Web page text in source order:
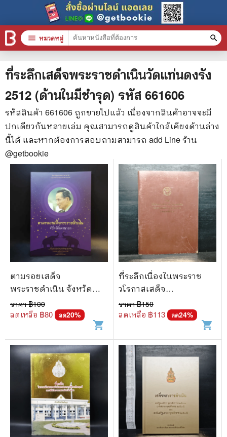
ที่ระลึกเสด็จพระราชดำเนินวัดแท่นดงรัง
2512 (ด้านในมีชำรุด) รหัส 661606
รหัสสินค้า 661606 ถูกขายไปแล้ว เนื่องจากสินค้าอาจจะมี
ปกเดียวกันหลายเล่ม คุณสามารถดูสินค้าใกล้เคียงด้านล่าง
นี้ได้ และหากต้องการสอบถามสามารถ add Line ร้าน
@getbookie
ตามรอยเสด็จ
พระราชดำเนิน จังหวัด
นครนายก
ราคา ฿100
ลดเหลือ ฿80 ลด20%
shopping_cart
ที่ระลึกเนื่องในพระราช
วโรกาสเสด็จ
พระราชดำเนิน ทรง
ประกอบพิธีเปิดอาคาร
เภสัชกรรม
ราคา ฿150
ลดเหลือ ฿113 ลด24%
shopping_cart
menu หมวดหมู่ search
หมวดหมู่สินค้า clear
หนังสือทั้งหมด
stars สินค้าใช้เฉพาะแต้มเท่านั้น
📚 หนังสือทั่วไป
🦄 วรรณกรรม นิยาย เรื่องสั้น
🎓 การศึกษา
😼 หนังสือการ์ตูน
🐲 หนังสือเด็ก
📕 นิตยสาร
🎲 Board Game
📅 สินค้าอื่นๆ